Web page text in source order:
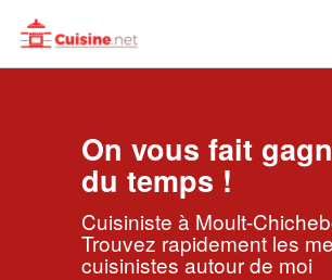
On vous fait
du temps !
Cuisiniste à Moult-
Trouvez rapidement les
cuisinistes autour de moi